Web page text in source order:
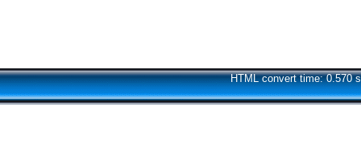
HTML convert time: 0.570